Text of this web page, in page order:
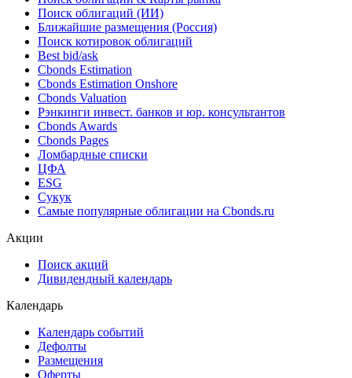
Облигации
Поиск облигаций & Карты рынка
Поиск облигаций (ИИ)
Ближайшие размещения (Россия)
Поиск котировок облигаций
Best bid/ask
Cbonds Estimation
Cbonds Estimation Onshore
Cbonds Valuation
Рэнкинги инвест. банков и юр. консультантов
Cbonds Awards
Cbonds Pages
Ломбардные списки
ESG
Самые популярные облигации на Cbonds.ru
Дивидендный календарь
Календарь